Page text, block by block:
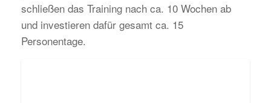
schließen das Training nach ca. 10 Wochen ab
und investieren dafür gesamt ca. 15
Personentage.